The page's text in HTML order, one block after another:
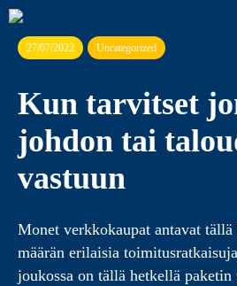
27/07/2022 Uncategorized
Kun tarvitset
johdon tai
vastuun
Monet verkkokaupat antavat tällä
määrän erilaisia
joukossa on tällä hetkellä